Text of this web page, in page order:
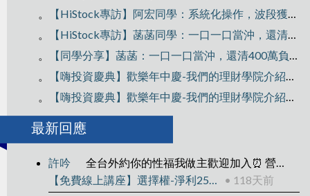
。
【HiStock專訪】阿宏同學：系統化操作，波段獲利300萬！
。
【HiStock專訪】菡菡同學：一口一口當沖，還清400萬負債翻轉人生
。
【同學分享】菡菡：一口一口當沖，還清400萬負債翻轉人生
。
【嗨投資慶典】歡樂年中慶-我們的理財學院介紹Part2
。
【嗨投資慶典】歡樂年中慶-我們的理財學院介紹Part1
最新回應
許吟
全台外約你的性福我做主歡迎加入⏰ 營業時間：下午1:00 ～ 凌晨04:00🚗 外送區域：雙北、新竹、台中、彰化、高雄、台南💰 消費方式：到府 / 酒店，一律現金 ✨ 主營類型：清純大學生
【免費線上講座】選擇權-淨利25萬的操作拆解
• 118天前